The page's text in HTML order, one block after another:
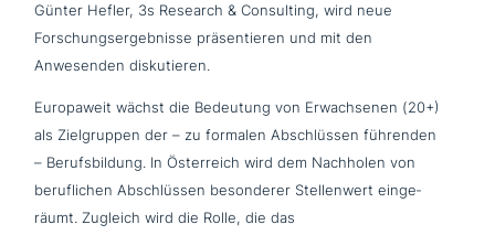
Günter Hefler, 3s Research & Consulting, wird neue
Forschungsergebnisse prä­sen­tie­ren und mit den
Anwesenden diskutieren.
Europaweit wächst die Bedeutung von Erwachsenen (20+)
als Zielgruppen der – zu formalen Abschlüssen führenden
– Berufsbildung. In Österreich wird dem Nachholen von
beruf­li­chen Abschlüssen beson­de­rer Stellenwert ein­ge­
räumt. Zugleich wird die Rolle, die das